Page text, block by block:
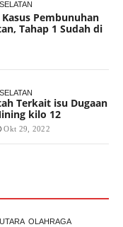
Pembunuhan
Tahap 1 Sudah di
Terkait isu Dugaan
kilo 12
Okt 29, 2022
OLAHRAGA